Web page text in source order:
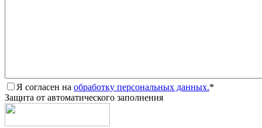
Я согласен на обработку персональных данных.*
Защита от автоматического заполнения